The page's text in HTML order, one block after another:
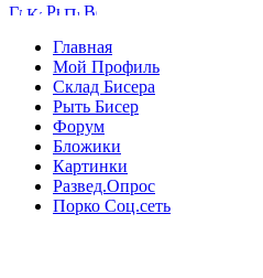
Главная
Мой Профиль
Склад Бисера
Рыть Бисер
Форум
Бложики
Картинки
Развед.Опрос
Порко Соц.сеть